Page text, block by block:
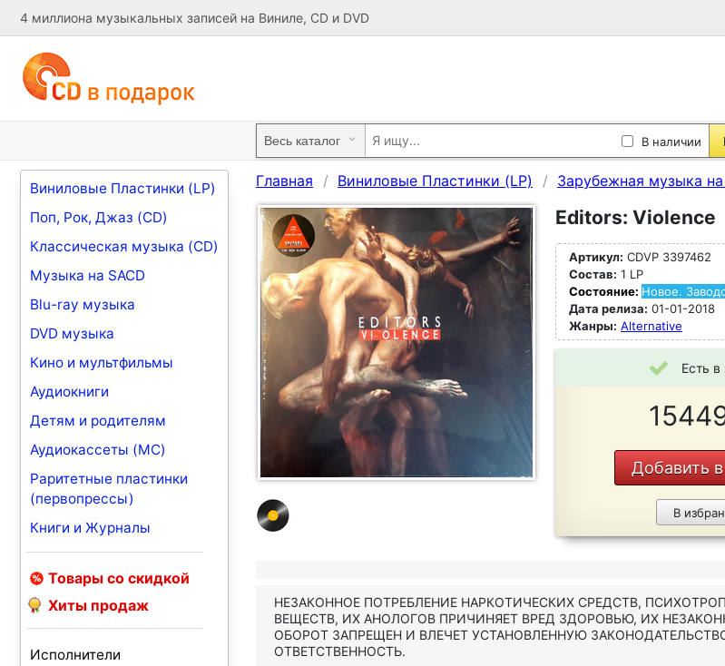
4 миллиона музыкальных записей на Виниле, CD и DVD
В наличии
Виниловые Пластинки (LP)
Поп, Рок, Джаз (CD)
Классическая музыка (CD)
Музыка на SACD
Blu-ray музыка
DVD музыка
Кино и мультфильмы
Аудиокниги
Детям и родителям
Аудиокассеты (MC)
Раритетные пластинки
(первопрессы)
Книги и Журналы
Товары со скидкой
Хиты продаж
Исполнители
Главная Виниловые Пластинки (LP) Зарубежная музыка
Editors: Violence
Артикул: CDVP 3397462
Состав: 1 LP
Состояние: Новое.
Дата релиза: 01-01-2018
Жанры: Alternative
Есть в
Добавить
В
НЕЗАКОННОЕ ПОТРЕБЛЕНИЕ НАРКОТИЧЕСКИХ СРЕДСТВ,
ВЕЩЕСТВ, ИХ АНОЛОГОВ ПРИЧИНЯЕТ ВРЕД ЗДОРОВЬЮ, ИХ
ОБОРОТ ЗАПРЕЩЕН И ВЛЕЧЕТ УСТАНОВЛЕННУЮ
ОТВЕТСТВЕННОСТЬ.